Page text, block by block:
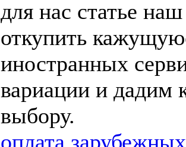
для нас статье
откупить
иностранных
вариации и дадим
выбору.
оплата